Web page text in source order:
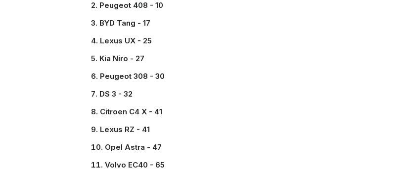
Peugeot 408 - 10
BYD Tang - 17
Lexus UX - 25
Kia Niro - 27
Peugeot 308 - 30
DS 3 - 32
Citroen C4 X - 41
Lexus RZ - 41
Opel Astra - 47
Volvo EC40 - 65